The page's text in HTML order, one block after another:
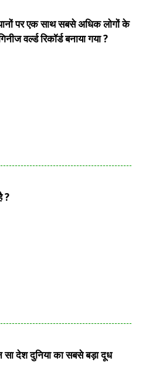
पर एक साथ सबसे अधिक लोगों के
वर्ल्ड रिकॉर्ड बनाया गया ?
?
सा देश दुनिया का सबसे बड़ा दूध